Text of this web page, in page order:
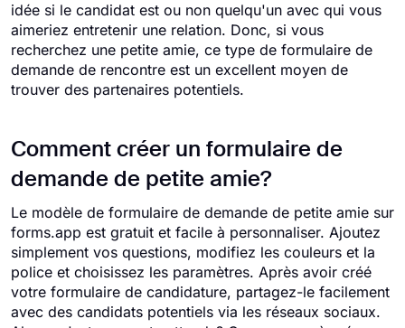
idée si le candidat est ou non quelqu'un avec qui vous
aimeriez entretenir une relation. Donc, si vous
recherchez une petite amie, ce type de formulaire de
demande de rencontre est un excellent moyen de
trouver des partenaires potentiels.
Comment créer un formulaire de
demande de petite amie?
Le modèle de formulaire de demande de petite amie sur
forms.app est gratuit et facile à personnaliser. Ajoutez
simplement vos questions, modifiez les couleurs et la
police et choisissez les paramètres. Après avoir créé
votre formulaire de candidature, partagez-le facilement
avec des candidats potentiels via les réseaux sociaux.